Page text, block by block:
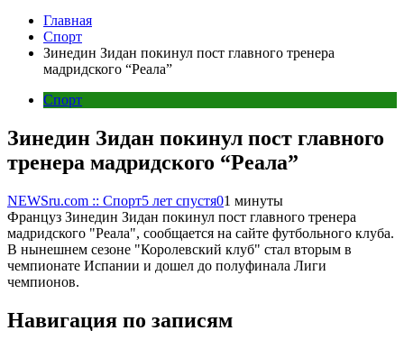
Главная
Спорт
Зинедин Зидан покинул пост главного тренера
мадридского “Реала”
Спорт
Зинедин Зидан покинул пост главного
тренера мадридского “Реала”
NEWSru.com :: Спорт5 лет спустя01 минуты
Француз Зинедин Зидан покинул пост главного тренера
мадридского "Реала", сообщается на сайте футбольного клуба.
В нынешнем сезоне "Королевский клуб" стал вторым в
чемпионате Испании и дошел до полуфинала Лиги
чемпионов.
Навигация по записям